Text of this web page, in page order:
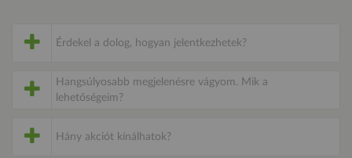
Érdekel a dolog, hogyan jelentkezhetek?
Hangsúlyosabb megjelenésre vágyom. Mik a
lehetőségeim?
Hány akciót kínálhatok?